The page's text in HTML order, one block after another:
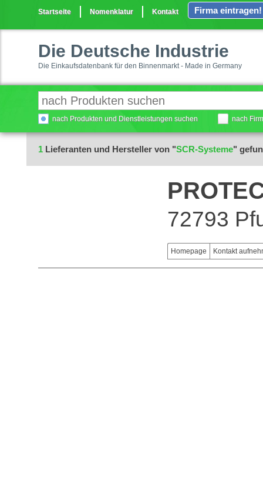
Startseite Nomenklatur Kontakt Firma eintragen!
Die Deutsche Industrie
Die Einkaufsdatenbank für den Binnenmarkt - Made in Germany
nach Produkten und Dienstleistungen suchen nach
1 Lieferanten und Hersteller von "SCR-Systeme"
72793
Homepage Kontakt